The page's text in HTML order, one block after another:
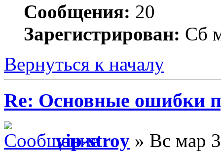
Сообщения: 20
Зарегистрирован: Сб
Вернуться к началу
Re: Основные ошибки
vip-stroy » Вс мар